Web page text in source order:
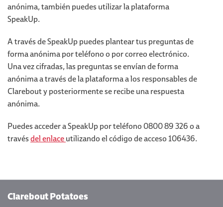
anónima, también puedes utilizar la plataforma
SpeakUp.
A través de SpeakUp puedes plantear tus preguntas de
forma anónima por teléfono o por correo electrónico.
Una vez cifradas, las preguntas se envían de forma
anónima a través de la plataforma a los responsables de
Clarebout y posteriormente se recibe una respuesta
anónima.
Puedes acceder a SpeakUp por teléfono 0800 89 326 o a
travésdel enlaceutilizando el código de acceso 106436.
Clarebout Potatoes